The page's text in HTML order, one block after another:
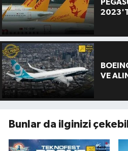
VE
Bunlar da ilginizi